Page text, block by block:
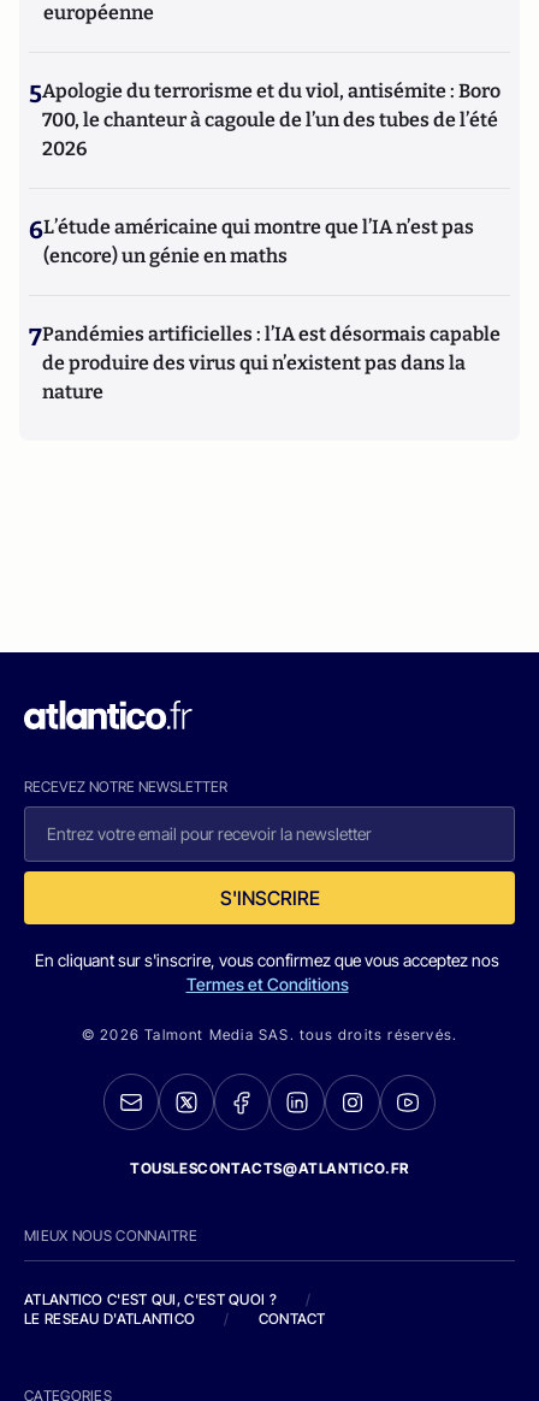
européenne
5Apologie du terrorisme et du viol, antisémite : Boro
700, le chanteur à cagoule de l’un des tubes de l’été
2026
6L’étude américaine qui montre que l’IA n’est pas
(encore) un génie en maths
7Pandémies artificielles : l’IA est désormais capable
de produire des virus qui n’existent pas dans la
nature
RECEVEZ NOTRE NEWSLETTER
S'INSCRIRE
En cliquant sur s'inscrire, vous confirmez que vous acceptez nos
Termes et Conditions
© 2026 Talmont Media SAS. tous droits réservés.
TOUSLESCONTACTS@ATLANTICO.FR
MIEUX NOUS CONNAITRE
ATLANTICO C'EST QUI, C'EST QUOI ?
/
LE RESEAU D'ATLANTICO
/ CONTACT
CATEGORIES